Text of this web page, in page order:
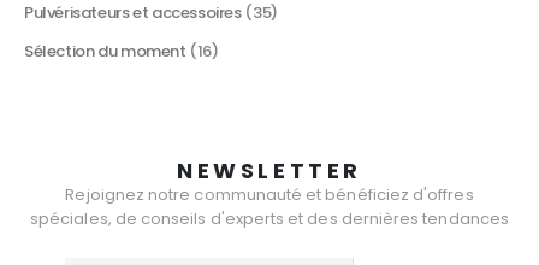
Pulvérisateurs et accessoires (35)
Sélection du moment (16)
NEWSLETTER
Rejoignez notre communauté et bénéficiez d'offres
spéciales, de conseils d'experts et des dernières tendances